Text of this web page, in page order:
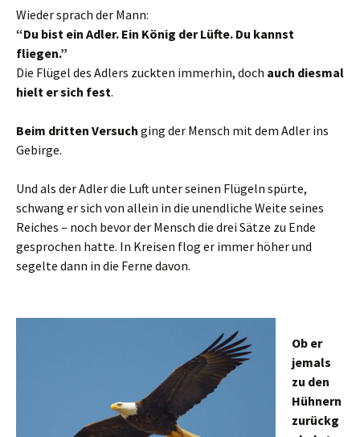
Wieder sprach der Mann:
“Du bist ein Adler. Ein König der Lüfte. Du kannst
fliegen.”
Die Flügel des Adlers zuckten immerhin, doch auch diesmal
hielt er sich fest.
Beim dritten Versuch ging der Mensch mit dem Adler ins
Gebirge.
Und als der Adler die Luft unter seinen Flügeln spürte,
schwang er sich von allein in die unendliche Weite seines
Reiches – noch bevor der Mensch die drei Sätze zu Ende
gesprochen hatte. In Kreisen flog er immer höher und
segelte dann in die Ferne davon.
Ob er
jemals
zu den
Hühnern
zurückg